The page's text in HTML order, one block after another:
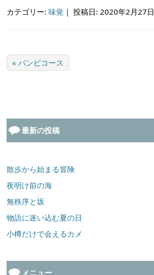
カテゴリー:味覚 ｜投稿日: 2020年2月27日
« バンビコース
最新の投稿
散歩から始まる冒険
夜明け前の海
無秩序と坂
物語に迷い込む夏の日
小樽だけで会えるカメ
メニュー